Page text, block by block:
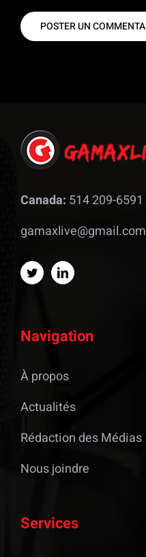
Canada: 514 209-6591
gamaxlive@gmail.com
Navigation
À propos
Actualités
Rédaction des Médias
Nous joindre
Services